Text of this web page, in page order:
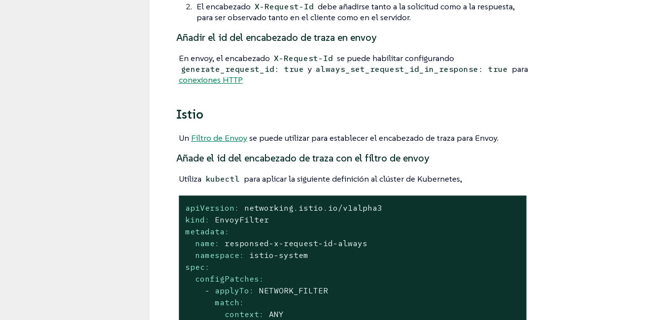
El encabezado X-Request-Id debe añadirse tanto a la solicitud como a la respuesta,
para ser observado tanto en el cliente como en el servidor.
Añadir el id del encabezado de traza en envoy
En envoy, el encabezado X-Request-Id se puede habilitar configurando
generate_request_id: true y always_set_request_id_in_response: true para
conexiones HTTP
Istio
Un Filtro de Envoyse puede utilizar para establecer el encabezado de traza para Envoy.
Añade el id del encabezado de traza con el filtro de envoy
Utiliza kubectl para aplicar la siguiente definición al clúster de Kubernetes,
apiVersion:
networking.istio.io/v1alpha3
kind:
EnvoyFilter
metadata:
name:
responsed-x-request-id-always
namespace:
istio-system
spec:
configPatches:
-
applyTo:
NETWORK_FILTER
match:
context:
ANY